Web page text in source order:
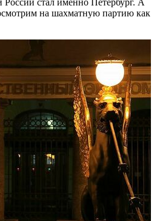
стал именно Петербург. А
на шахматную партию как